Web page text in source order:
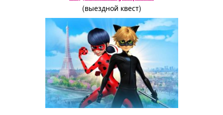
(выездной квест)